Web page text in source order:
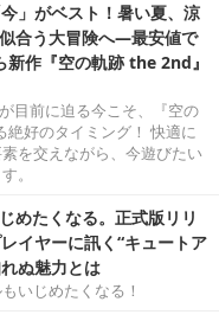
」がベスト！暑い夏、涼
合う大冒険へ―最安値で
作『空の軌跡 the 2nd』
目前に迫る今こそ、『空の
好のタイミング！ 快適に
を交えながら、今遊びたい
。
めたくなる。正式版リリ
イヤーに訊く“キュートア
ぬ魅力とは
いじめたくなる！